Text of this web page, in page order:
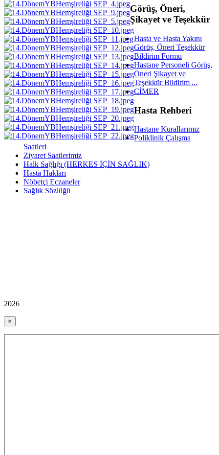
Görüş, Öneri,
Şikayet ve Teşekkür
Hasta ve Hasta Yakını
Görüş, Öneri Teşekkür
Bildirim Formu
Hastane Personeli Görüş,
Öneri Şikayet ve
Teşekkür Bildirim ...
CİMER
Hasta Rehberi
Hastane Kurallarımız
Poliklinik Çalışma
Saatleri
Ziyaret Saatlerimiz
Halk Sağlığı (HERKES İÇİN SAĞLIK)
Hasta Hakları
Nöbetçi Eczaneler
Sağlık Sözlüğü
2026
×